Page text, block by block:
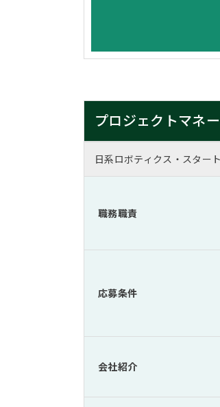
プロジェクトマネ
日系ロボティクス・スター
職務職責
応募条件
会社紹介